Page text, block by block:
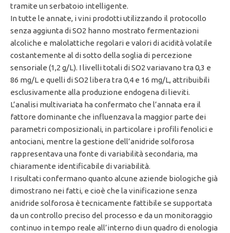
tramite un serbatoio intelligente.
In tutte le annate, i vini prodotti utilizzando il protocollo
senza aggiunta di SO2 hanno mostrato fermentazioni
alcoliche e malolattiche regolari e valori di acidità volatile
costantemente al di sotto della soglia di percezione
sensoriale (1,2 g/L). I livelli totali di SO2 variavano tra 0,3 e
86 mg/L e quelli di SO2 libera tra 0,4 e 16 mg/L, attribuibili
esclusivamente alla produzione endogena di lieviti.
L’analisi multivariata ha confermato che l’annata era il
fattore dominante che influenzava la maggior parte dei
parametri composizionali, in particolare i profili fenolici e
antociani, mentre la gestione dell’anidride solforosa
rappresentava una fonte di variabilità secondaria, ma
chiaramente identificabile di variabilità.
I risultati confermano quanto alcune aziende biologiche già
dimostrano nei fatti, e cioè che la vinificazione senza
anidride solforosa è tecnicamente fattibile se supportata
da un controllo preciso del processo e da un monitoraggio
continuo in tempo reale all’interno di un quadro di enologia